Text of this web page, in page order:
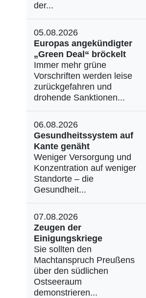
der...
05.08.2026
Europas angekündigter
„Green Deal“ bröckelt
Immer mehr grüne
Vorschriften werden leise
zurückgefahren und
drohende Sanktionen...
06.08.2026
Gesundheitssystem auf
Kante genäht
Weniger Versorgung und
Konzentration auf weniger
Standorte – die
Gesundheit...
07.08.2026
Zeugen der
Einigungskriege
Sie sollten den
Machtanspruch Preußens
über den südlichen
Ostseeraum
demonstrieren...